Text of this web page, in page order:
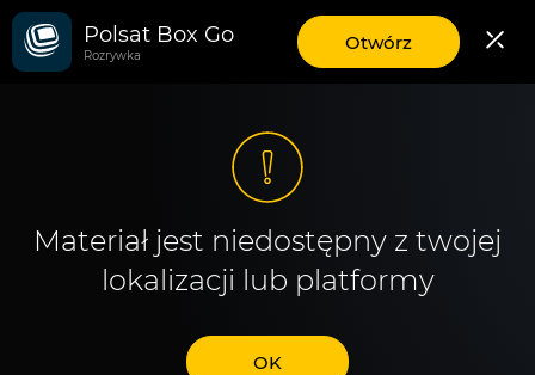
Polsat Box Go
Rozrywka
Otwórzaplikację
mobilną
Polsat
Materiał jest niedostępny z twojej
lokalizacji lub platformy
OK